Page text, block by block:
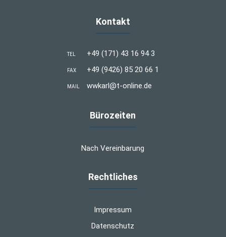
Kontakt
TEL +49 (171) 43 16 94 3
FAX +49 (9426) 85 20 66 1
MAIL wwkarl@t-online.de
Bürozeiten
Nach Vereinbarung
Rechtliches
Impressum
Datenschutz